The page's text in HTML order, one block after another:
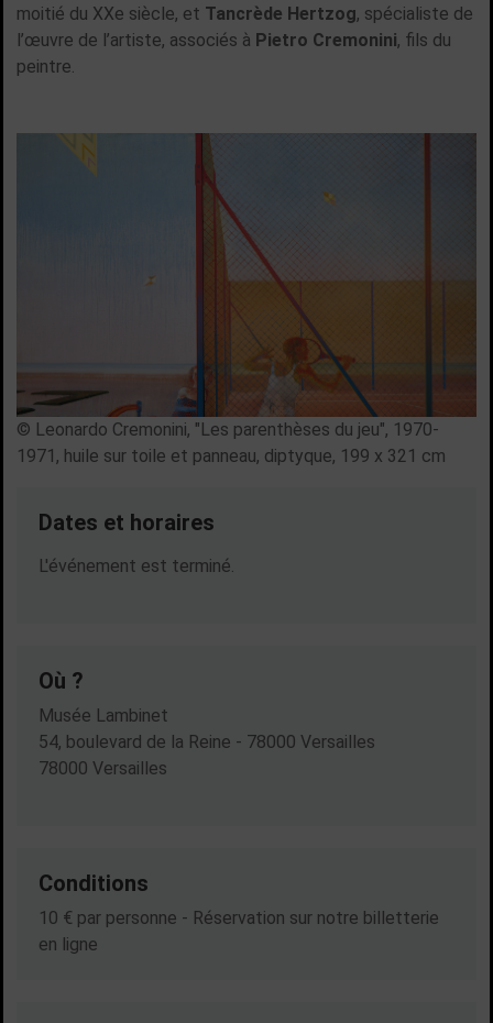
moitié du XXe siècle, et Tancrède Hertzog, spécialiste de
l’œuvre de l’artiste, associés à Pietro Cremonini, fils du
peintre.
© Leonardo Cremonini, "Les parenthèses du jeu", 1970-
1971, huile sur toile et panneau, diptyque, 199 x 321 cm
Dates et horaires
Dates en cours
L'événement est terminé.
Où ?
Musée Lambinet
54, boulevard de la Reine - 78000 Versailles
78000 Versailles
Conditions
10 € par personne - Réservation sur notre billetterie
en ligne